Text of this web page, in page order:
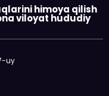
himoya qilish
viloyat hududiy
uy